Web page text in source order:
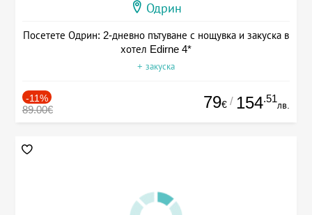
Одрин
Посетете Одрин: 2-дневно пътуване с нощувка и закуска в
хотел Edirne 4*
+ закуска
-11%
89.00€ 79€ / 154.51
лв.